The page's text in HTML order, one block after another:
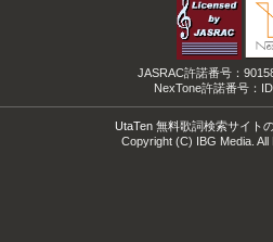
JASRAC許諾番号：
NexTone許諾番号：
UtaTen 無料歌詞検索サイト
Copyright (C) IBG Media. All